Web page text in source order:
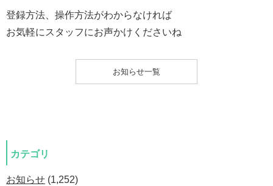
登録方法、操作方法がわからなければ
お気軽にスタッフにお声かけくださいね
お知らせ一覧
カテゴリ
お知らせ (1,252)